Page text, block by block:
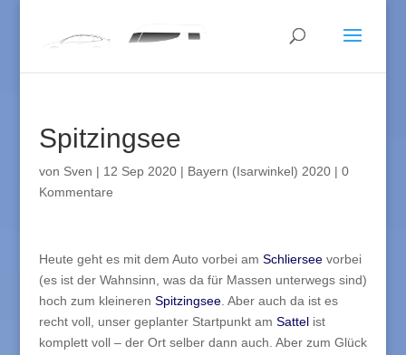
Spitzingsee
von Sven | 12 Sep 2020| Bayern (Isarwinkel) 2020| 0
Kommentare
Heute geht es mit dem Auto vorbei am Schlierseevorbei
(es ist der Wahnsinn, was da für Massen unterwegs sind)
hoch zum kleineren Spitzingsee. Aber auch da ist es
recht voll, unser geplanter Startpunkt am Sattelist
komplett voll – der Ort selber dann auch. Aber zum Glück